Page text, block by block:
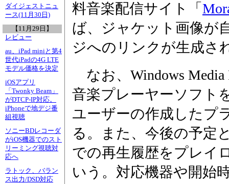
ダイジェストニュ
ース(11月30日)
【11月29日】
レビュー
au、iPad miniと第4
世代iPadの4G LTE
モデル価格を決定
iOSアプリ
「Twonky Beam」
がDTCP-IP対応。
iPhoneで地デジ番
組視聴
ソニーBDレコーダ
がiOS機器でのスト
リーミング視聴対
応へ
ラトック、バラン
ス出力/DSD対応
料音楽配信サイト「
ば、ジャケット画像が
ジへのリンクが生成さ
なお、Windows Media
音楽プレーヤーソフト
ユーザーの作成したプ
る。また、今後の予定
での再生履歴をプレイ
いう。対応機器や開始